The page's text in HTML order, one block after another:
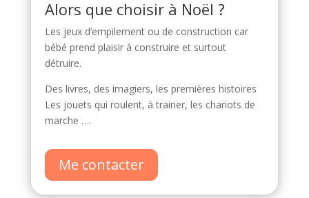
Alors que choisir à Noël ?
Les jeux d’empilement ou de construction car
bébé prend plaisir à construire et surtout
détruire.
Des livres, des imagiers, les premières histoires
Les jouets qui roulent, à trainer, les chariots de
marche ….
Me contacter